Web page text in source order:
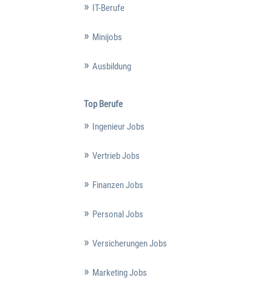
IT-Berufe
Minijobs
Ausbildung
Top Berufe
Ingenieur Jobs
Vertrieb Jobs
Finanzen Jobs
Personal Jobs
Versicherungen Jobs
Marketing Jobs